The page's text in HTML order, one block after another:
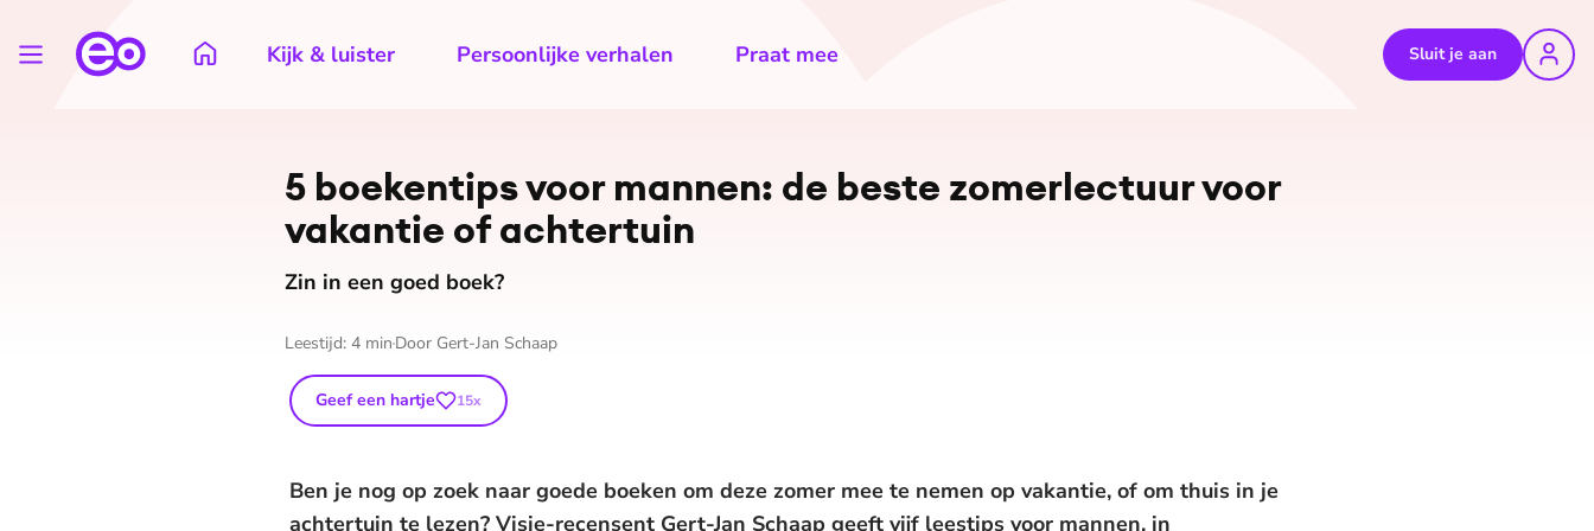
Kijk & luister Persoonlijke verhalen Praat mee Sluit je aan
5 boekentips voor mannen: de beste zomerlectuur voor
vakantie of achtertuin
Zin in een goed boek?
Leestijd: 4 min Door Gert-Jan Schaap
Geef een hartje 15x
Ben je nog op zoek naar goede boeken om deze zomer mee te nemen op vakantie, of om thuis in je
achtertuin te lezen? Visie-recensent Gert-Jan Schaap geeft vijf leestips voor mannen, in